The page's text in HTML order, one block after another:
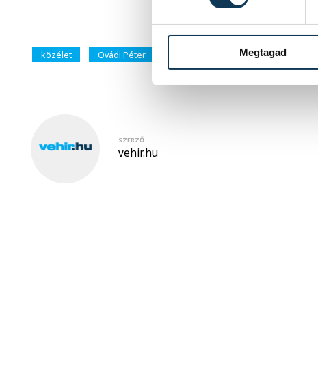
Megtagad
közélet Ovádi Péter Agrárminisztérium miniszteri
SZERZŐ
vehir.hu